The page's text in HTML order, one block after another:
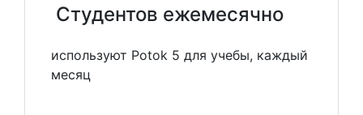
Студентов ежемесячно
используют Potok 5 для учебы, каждый
месяц